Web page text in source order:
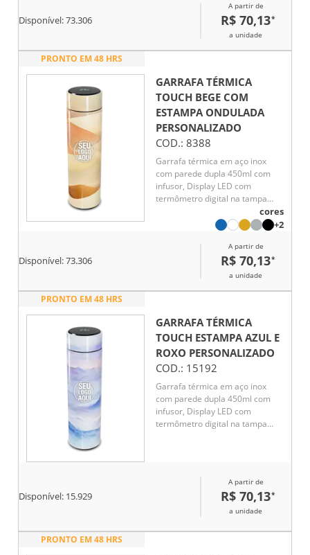
Disponível:73.306
A partir de
R$ 70,13*
a unidade
PRONTO EM 48 HRS
GARRAFA TÉRMICA
TOUCH BEGE COM
ESTAMPA ONDULADA
PERSONALIZADO
COD.: 8388
Garrafa térmica em aço inox
com parede dupla 450ml com
infusor, Display LED com
termômetro digital na tampa
para indicar a temperatura do
líquido, Conserva líquido quente
cores
+2
Disponível:73.306
A partir de
R$ 70,13*
a unidade
PRONTO EM 48 HRS
GARRAFA TÉRMICA
TOUCH ESTAMPA AZUL E
ROXO PERSONALIZADO
COD.: 15192
Garrafa térmica em aço inox
com parede dupla 450ml com
infusor, Display LED com
termômetro digital na tampa
Disponível: 15.929
A partir de
R$ 70,13*
a unidade
PRONTO EM 48 HRS